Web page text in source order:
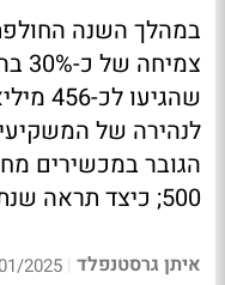
במהלך השנה
לנהירה של
500; כיצד תראה שנת 2025?
איתן גרסטנפלד |
10:41